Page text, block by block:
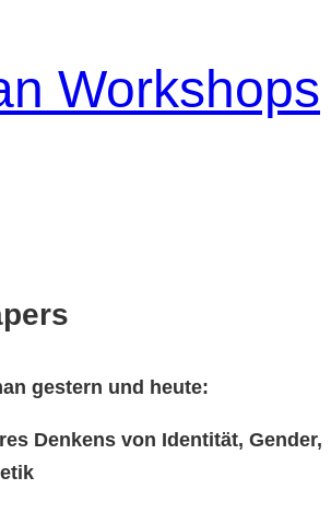
Workshops
gestern und heute:
Denkens von Identität, Gender,